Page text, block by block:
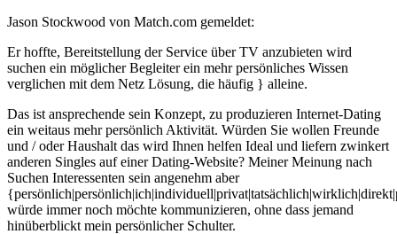
Jason Stockwood von Match.com gemeldet:
Er hoffte, Bereitstellung der Service über TV anzubieten wird
suchen ein möglicher Begleiter ein mehr persönliches Wissen
verglichen mit dem Netz Lösung, die häufig } alleine.
Das ist ansprechende sein Konzept, zu produzieren Internet-Dating
ein weitaus mehr persönlich Aktivität. Würden Sie wollen Freunde
und / oder Haushalt das wird Ihnen helfen Ideal und liefern zwinkert
anderen Singles auf einer Dating-Website? Meiner Meinung nach
Suchen Interessenten sein angenehm aber
würde immer noch möchte kommunizieren, ohne dass jemand
hinüberblickt mein persönlicher Schulter.